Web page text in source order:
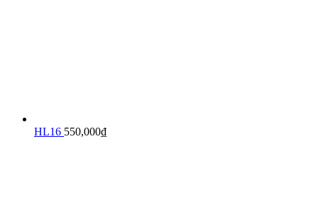
HL16 550,000₫